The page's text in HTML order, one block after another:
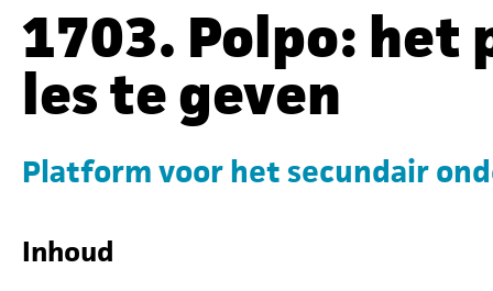
1703. Polpo: het
les te geven
Platform voor het secundair
Inhoud